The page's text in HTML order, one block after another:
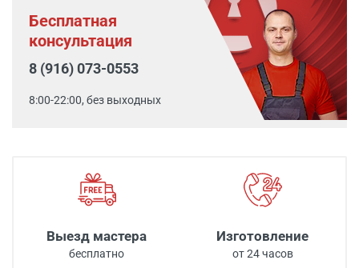
Бесплатная
консультация
8 (916) 073-0553
8:00-22:00, без выходных
Выезд мастера
бесплатно
Изготовление
от 24 часов